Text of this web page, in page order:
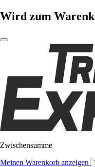
Wird zum
Zwischensumme
Meinen Warenkorb anzeigen